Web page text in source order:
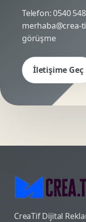
Telefon:0540
merhaba@crea-
görüşme
İletişime Geç
CreaTif Dijital